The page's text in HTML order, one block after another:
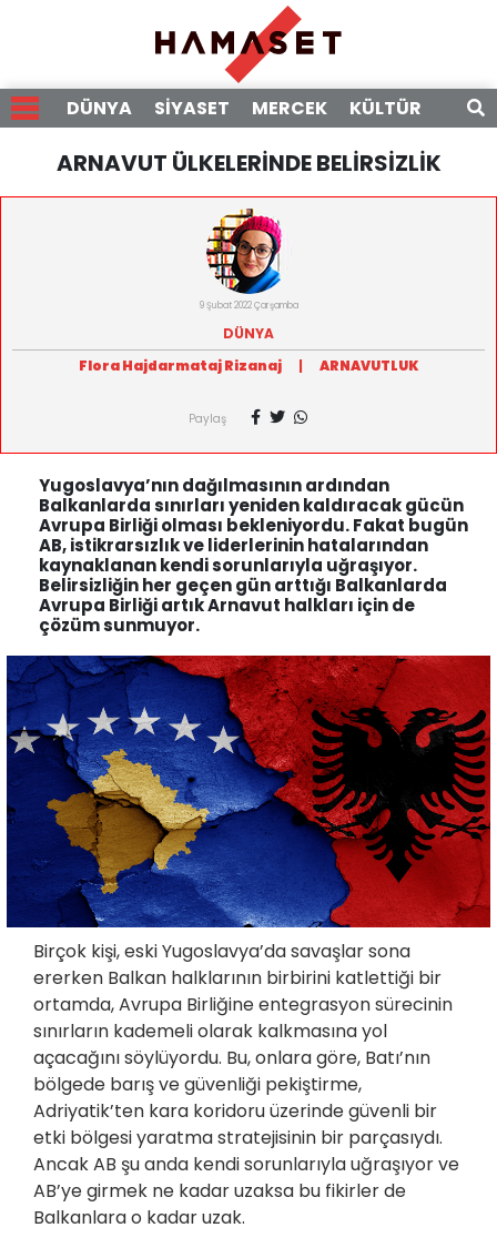
DÜNYA SİYASET MERCEK KÜLTÜR
ARNAVUT ÜLKELERİNDE BELİRSİZLİK
9 Şubat 2022 Çarşamba
DÜNYA
Flora Hajdarmataj Rizanaj
| ARNAVUTLUK
Paylaş
Yugoslavya’nın dağılmasının ardından
Balkanlarda sınırları yeniden kaldıracak gücün
Avrupa Birliği olması bekleniyordu. Fakat bugün
AB, istikrarsızlık ve liderlerinin hatalarından
kaynaklanan kendi sorunlarıyla uğraşıyor.
Belirsizliğin her geçen gün arttığı Balkanlarda
Avrupa Birliği artık Arnavut halkları için de
çözüm sunmuyor.
Birçok kişi, eski Yugoslavya’da savaşlar sona
ererken Balkan halklarının birbirini katlettiği bir
ortamda, Avrupa Birliğine entegrasyon sürecinin
sınırların kademeli olarak kalkmasına yol
açacağını söylüyordu. Bu, onlara göre, Batı’nın
bölgede barış ve güvenliği pekiştirme,
Adriyatik’ten kara koridoru üzerinde güvenli bir
etki bölgesi yaratma stratejisinin bir parçasıydı.
Ancak AB şu anda kendi sorunlarıyla uğraşıyor ve
AB’ye girmek ne kadar uzaksa bu fikirler de
Balkanlara o kadar uzak.